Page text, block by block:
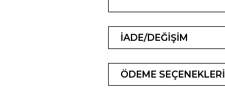
İADE/DEĞİŞİM
ÖDEME SEÇENEKLERİ